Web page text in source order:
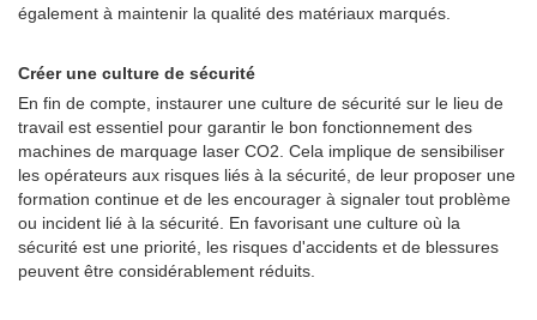
également à maintenir la qualité des matériaux marqués.
Créer une culture de sécurité
En fin de compte, instaurer une culture de sécurité sur le lieu de
travail est essentiel pour garantir le bon fonctionnement des
machines de marquage laser CO2. Cela implique de sensibiliser
les opérateurs aux risques liés à la sécurité, de leur proposer une
formation continue et de les encourager à signaler tout problème
ou incident lié à la sécurité. En favorisant une culture où la
sécurité est une priorité, les risques d'accidents et de blessures
peuvent être considérablement réduits.